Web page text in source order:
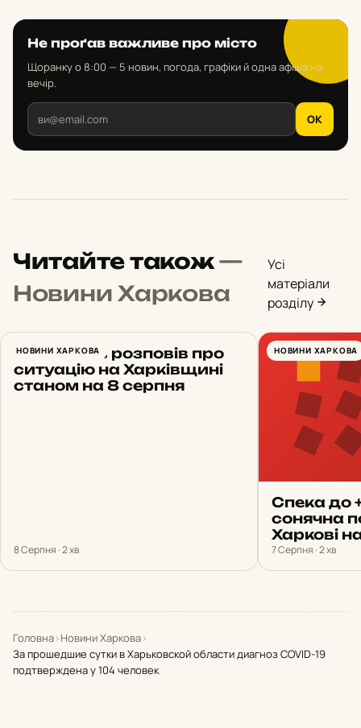
Не проґав важливе про місто
Щоранку о 8:00 — 5 новин, погода, графіки й одна афіша на
вечір.
OK
Читайте також—
Новини Харкова
Усі
матеріали
розділу
НОВИНИ ХАРКОВА
Синєгубов розповів про
ситуацію на Харківщині
станом на 8 серпня
8 Серпня · 2 хв
НОВИНИ ХАРКОВА
Спека до
сонячна
Харкові
7 Серпня · 2 хв
Головна›Новини Харкова›
За прошедшие сутки в Харьковской области диагноз COVID-19
подтверждена у 104 человек